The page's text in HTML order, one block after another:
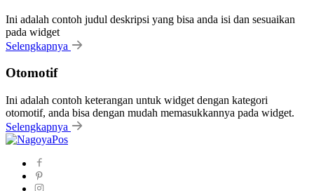
Ini adalah contoh judul deskripsi yang bisa anda isi dan sesuaikan
pada widget
Selengkapnya
Otomotif
Ini adalah contoh keterangan untuk widget dengan kategori
otomotif, anda bisa dengan mudah memasukkannya pada widget.
Selengkapnya